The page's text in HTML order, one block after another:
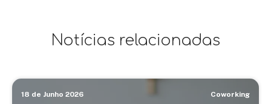
Notícias relacionadas
18 de Junho 2026 Coworking